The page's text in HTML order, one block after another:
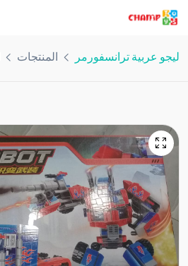
ليجو عربية ترانسفورمر المنتجات